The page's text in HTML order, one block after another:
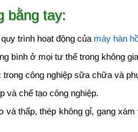
bằng tay:
trình hoạt động của máy hàn
bình ở mọi tư thế trong không
công nghiệp sữa chữa và
và chế tạo công nghiệp.
thấp, thép không gỉ, gang